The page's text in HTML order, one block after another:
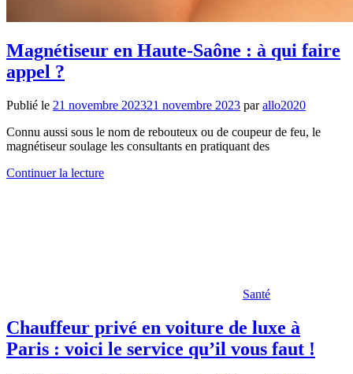
Magnétiseur en Haute-Saône : à qui faire
appel ?
Publié le 21 novembre 202321 novembre 2023 parallo2020
Connu aussi sous le nom de rebouteux ou de coupeur de feu, le
magnétiseur soulage les consultants en pratiquant des
Continuer la lecture
Santé
Chauffeur privé en voiture de luxe à
Paris : voici le service qu’il vous faut !